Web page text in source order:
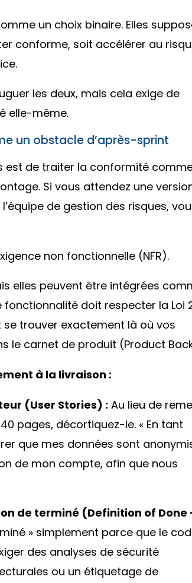
un choix binaire. Elles
conforme, soit accélérer au
les deux, mais cela exige de
elle-même.
un obstacle d’après-sprint
est de traiter la conformité
Si vous attendez une
de gestion des risques,
non fonctionnelle (NFR).
elles peuvent être intégrées
doit respecter la Loi
se trouver exactement là où vos
le carnet de produit (Product
à la livraison :
(User Stories) : Au lieu de
pages, décortiquez-le. « En tant
que mes données sont
de mon compte, afin que nous
de terminé (Definition of Done
» simplement parce que le
des analyses de sécurité
ou un étiquetage de